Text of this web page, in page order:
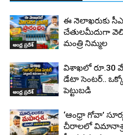
ఆంధ్ర ప్రదేశ్
ఈ నెలాఖరుకు
చేతులమీదుగా
మంత్రి నిమ్మల
ఆంధ్ర ప్రదేశ్
విశాఖలో రూ.30
డేటా సెంటర్..
పెట్టుబడి
‘ఆంధ్రా గోవా’
చీరాలలో